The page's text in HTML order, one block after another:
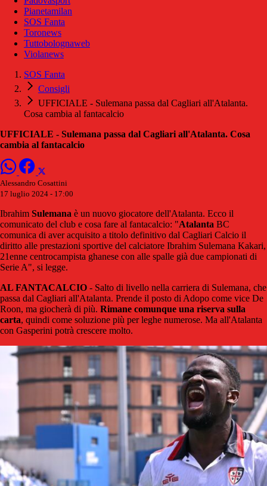
Pianetamilan
SOS Fanta
Toronews
Tuttobolognaweb
Violanews
SOS Fanta
Consigli
UFFICIALE - Sulemana passa dal Cagliari all'Atalanta.
Cosa cambia al fantacalcio
UFFICIALE - Sulemana passa dal Cagliari all'Atalanta. Cosa
cambia al fantacalcio
Alessandro Cosattini
17 luglio 2024 - 17:00
Ibrahim Sulemana è un nuovo giocatore dell'Atalanta. Ecco il
comunicato del club e cosa fare al fantacalcio: "Atalanta BC
comunica di aver acquisito a titolo definitivo dal Cagliari Calcio il
diritto alle prestazioni sportive del calciatore Ibrahim Sulemana Kakari,
21enne centrocampista ghanese con alle spalle già due campionati di
Serie A", si legge.
AL FANTACALCIO - Salto di livello nella carriera di Sulemana, che
passa dal Cagliari all'Atalanta. Prende il posto di Adopo come vice De
Roon, ma giocherà di più. Rimane comunque una riserva sulla
carta, quindi come soluzione più per leghe numerose. Ma all'Atalanta
con Gasperini potrà crescere molto.